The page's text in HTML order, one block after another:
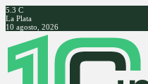
5.3 C
La Plata
10 agosto, 2026
Facebook
Twitter
Instagram
Youtube